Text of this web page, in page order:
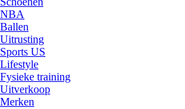
NBA
Ballen
Uitrusting
Sports US
Lifestyle
Fysieke training
Uitverkoop
Merken